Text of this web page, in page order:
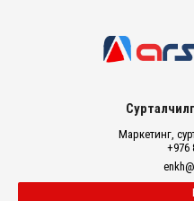
Маркетинг,
+976